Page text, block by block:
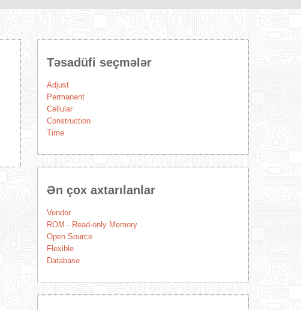
Təsadüfi seçmələr
Adjust
Permanent
Cellular
Construction
Time
Ən çox axtarılanlar
Vendor
ROM - Read-only Memory
Open Source
Flexible
Database